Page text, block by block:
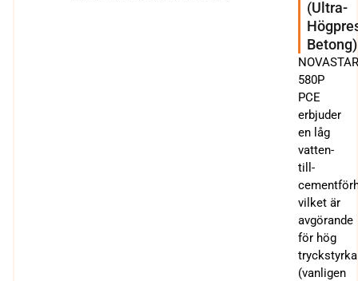
(Ultra-
Betong)
580P
PCE
erbjuder
en låg
vatten-
till-
vilket är
avgörande
för hög
tryckstyrka
(vanligen